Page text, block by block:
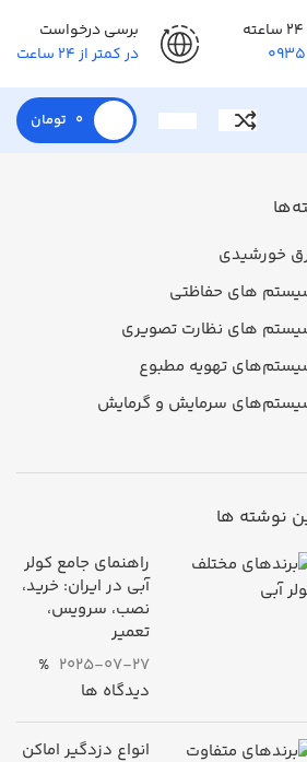
برسی درخواست
در کمتر از 24 ساعت
0 تومان
خورشیدی
های حفاظتی
های نظارت تصویری
تهویه مطبوع
سرمایش و گرمایش
نوشته ها
راهنمای جامع کولر
آبی در ایران: خرید،
نصب، سرویس،
تعمیر
2025-07-27
%
دیدگاه ها
انواع دزدگیر اماکن